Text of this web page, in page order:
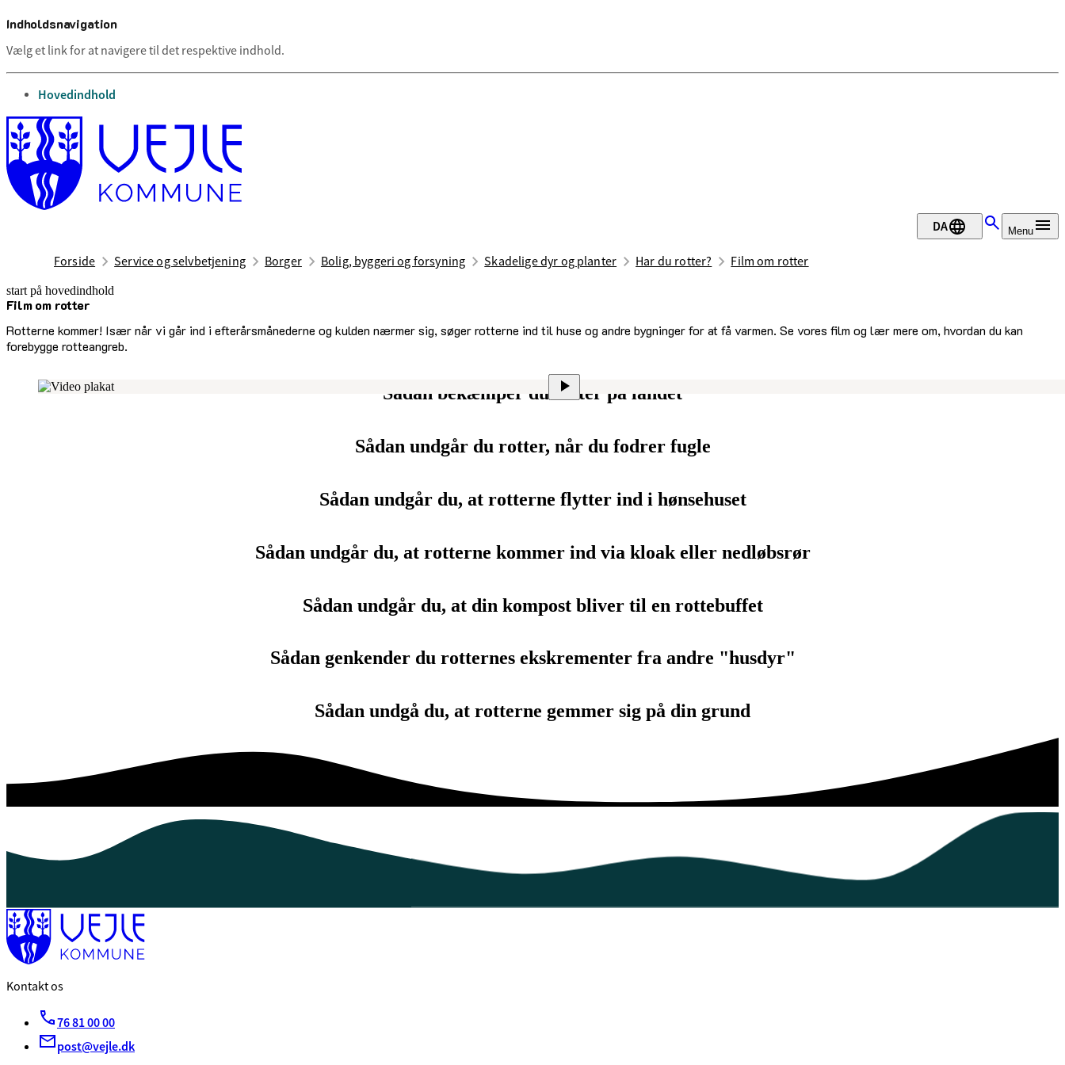
Indholdsnavigation
Vælg et link for at navigere til det respektive indhold.
gå til
Hovedindhold
DA Menu
Forside Service og selvbetjening Borger Bolig, byggeri og forsyning Skadelige dyr og planter Har du rotter? Film om rotter
start på hovedindhold
Film om rotter
Rotterne kommer! Især når vi går ind i efterårsmånederne og kulden nærmer sig, søger rotterne ind til huse og andre bygninger for at få varmen. Se vores film og lær mere om, hvordan du kan
forebygge rotteangreb.
senest opdateret 17. april 2026
Sådan bekæmper du rotter på landet
Sådan undgår du rotter, når du fodrer fugle
Sådan undgår du, at rotterne flytter ind i hønsehuset
Sådan undgår du, at rotterne kommer ind via kloak eller nedløbsrør
Sådan undgår du, at din kompost bliver til en rottebuffet
Sådan genkender du rotternes ekskrementer fra andre "husdyr"
Sådan undgå du, at rotterne gemmer sig på din grund
Kontakt os
76 81 00 00
post@vejle.dk